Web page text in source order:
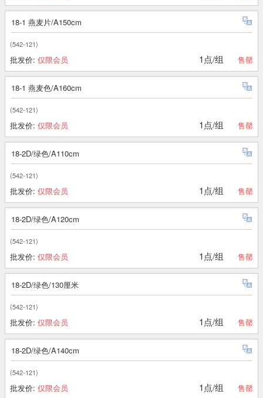
18-1 燕麦片/A150cm
(542-121)
批发价: 仅限会员 1点/组 售罄
18-1 燕麦色/A160cm
(542-121)
批发价: 仅限会员 1点/组 售罄
18-2D/绿色/A110cm
(542-121)
批发价: 仅限会员 1点/组 售罄
18-2D/绿色/A120cm
(542-121)
批发价: 仅限会员 1点/组 售罄
18-2D/绿色/130厘米
(542-121)
批发价: 仅限会员 1点/组 售罄
18-2D/绿色/A140cm
(542-121)
批发价: 仅限会员 1点/组 售罄